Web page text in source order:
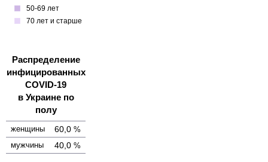
Распределение
инфицированных
COVID-19
в Украине по
полу
женщины 60,0 %
мужчины
40,0 %